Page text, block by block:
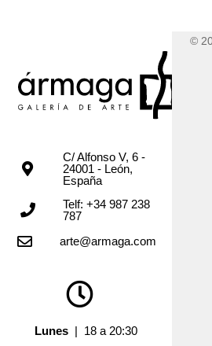
C/ Alfonso V, 6 -
24001 - León,
España
Telf: +34 987 238
787
arte@armaga.com
Lunes | 18 a 20:30
©